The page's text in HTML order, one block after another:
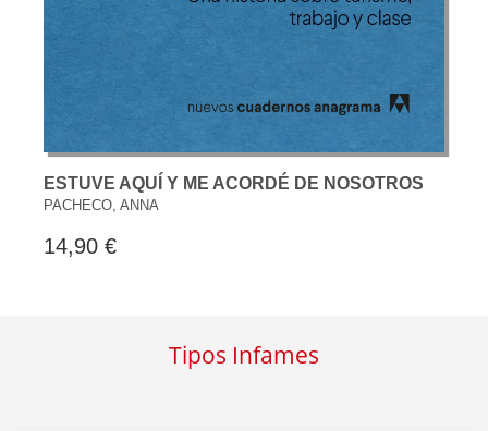
ESTUVE AQUÍ Y ME ACORDÉ DE NOSOTROS
PACHECO, ANNA
14,90 €
Tipos Infames